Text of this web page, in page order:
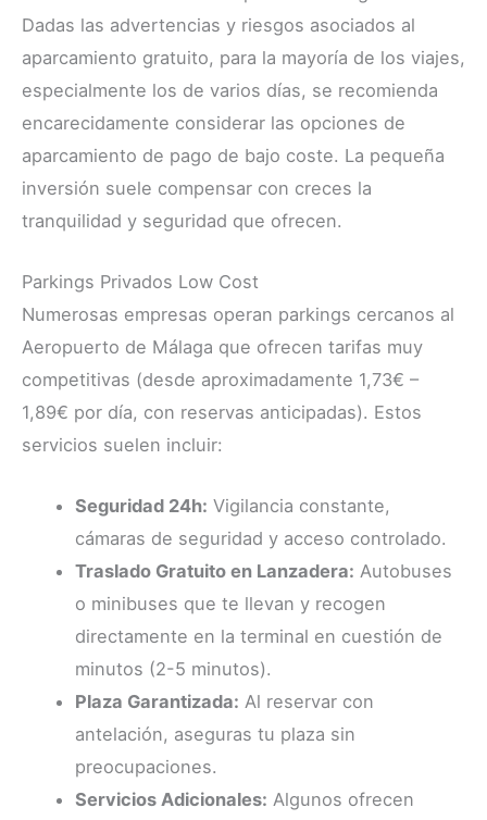
Dadas las advertencias y riesgos asociados al
aparcamiento gratuito, para la mayoría de los viajes,
especialmente los de varios días, se recomienda
encarecidamente considerar las opciones de
aparcamiento de pago de bajo coste. La pequeña
inversión suele compensar con creces la
tranquilidad y seguridad que ofrecen.
Parkings Privados Low Cost
Numerosas empresas operan parkings cercanos al
Aeropuerto de Málaga que ofrecen tarifas muy
competitivas (desde aproximadamente 1,73€ –
1,89€ por día, con reservas anticipadas). Estos
servicios suelen incluir:
Seguridad 24h: Vigilancia constante,
cámaras de seguridad y acceso controlado.
Traslado Gratuito en Lanzadera: Autobuses
o minibuses que te llevan y recogen
directamente en la terminal en cuestión de
minutos (2-5 minutos).
Plaza Garantizada: Al reservar con
antelación, aseguras tu plaza sin
preocupaciones.
Servicios Adicionales: Algunos ofrecen